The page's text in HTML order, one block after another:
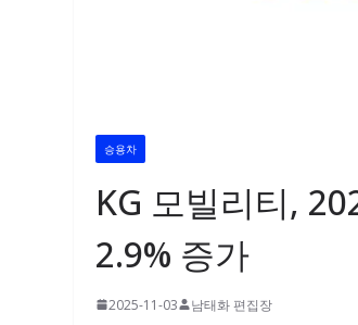
승용차
KG 모빌리티,
2.9% 증가
2025-11-03 남태화 편집장